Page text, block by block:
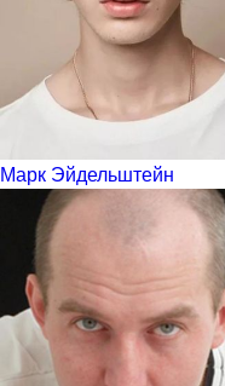
Марк Эйдельштейн